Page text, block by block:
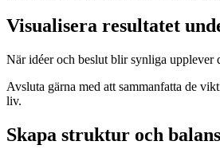
Visualisera resultatet
När idéer och beslut blir synliga upplever
Avsluta gärna med att sammanfatta de
liv.
Skapa struktur och balans